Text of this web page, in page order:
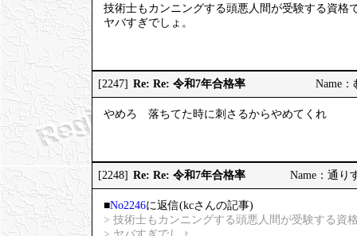
技術士もカンニングする頭悪人間が受験する資格
ヤバすぎでしょ。
[2247] Re: Re: 令和7年合格率 Name
やめろ 落ちてた時に刺さるからやめてくれ
[2248] Re: Re: 令和7年合格率 Name：通り
■No2246に返信(kcさんの記事)
> 技術士もカンニングする頭悪人間が受験する資